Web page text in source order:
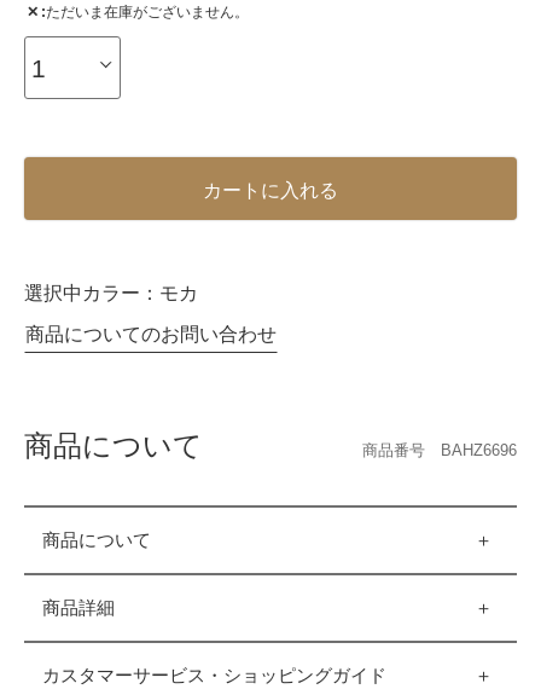
✕ ただいま在庫がございません。
カートに入れる
選択中カラー： モカ
商品についてのお問い合わせ
商品について 商品番号 BAHZ6696
商品について
商品詳細
カスタマーサービス・ショッピングガイド